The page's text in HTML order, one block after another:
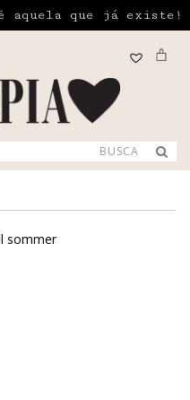
aquela que já existe!
sommer